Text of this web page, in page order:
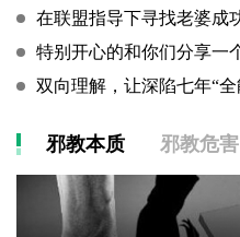
邪教本质 邪教危害